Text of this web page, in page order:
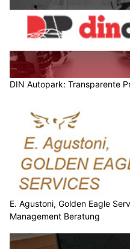
DIN Autopark: Transparente
E. Agustoni, Golden Eagle
Management Beratung